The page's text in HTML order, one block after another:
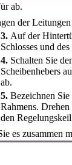
ab.
der
3. Auf der
Schlosses und
4. Schalten Sie
Scheibenhebers
ab.
5. Bezeichnen
Rahmens.
den
es zusammen